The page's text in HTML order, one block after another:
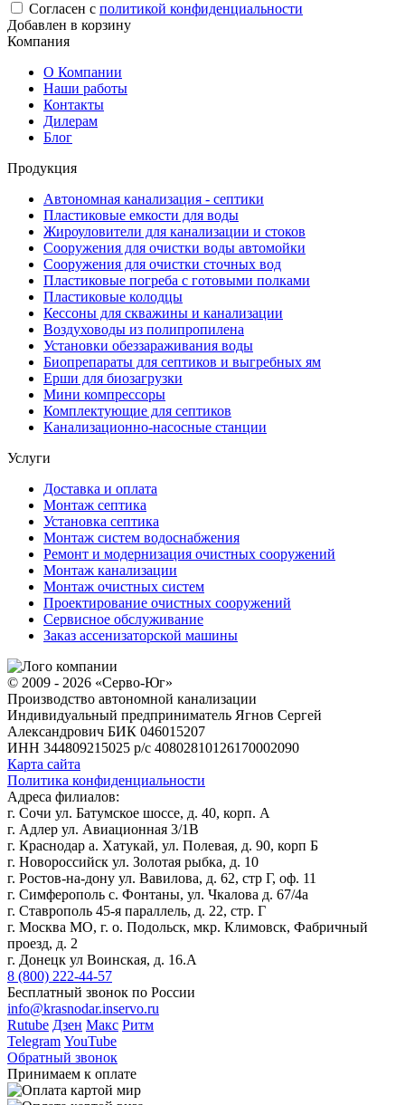
Согласен с политикой конфиденциальности
Добавлен в корзину
Компания
О Компании
Наши работы
Контакты
Дилерам
Блог
Продукция
Автономная канализация - септики
Пластиковые емкости для воды
Жироуловители для канализации и стоков
Сооружения для очистки воды автомойки
Сооружения для очистки сточных вод
Пластиковые погреба с готовыми полками
Пластиковые колодцы
Кессоны для скважины и канализации
Воздуховоды из полипропилена
Установки обеззараживания воды
Биопрепараты для септиков и выгребных ям
Ерши для биозагрузки
Мини компрессоры
Комплектующие для септиков
Канализационно-насосные станции
Услуги
Доставка и оплата
Монтаж септика
Установка септика
Монтаж систем водоснабжения
Ремонт и модернизация очистных сооружений
Монтаж канализации
Монтаж очистных систем
Проектирование очистных сооружений
Сервисное обслуживание
Заказ ассенизаторской машины
© 2009 - 2026 «Серво-Юг»
Производство автономной канализации
Индивидуальный предприниматель Ягнов Сергей
Александрович БИК 046015207
ИНН 344809215025 р/с 40802810126170002090
Карта сайта
Политика конфиденциальности
Адреса филиалов:
г. Сочи ул. Батумское шоссе, д. 40, корп. А
г. Адлер ул. Авиационная 3/1В
г. Краснодар а. Хатукай, ул. Полевая, д. 90, корп Б
г. Новороссийск ул. Золотая рыбка, д. 10
г. Ростов-на-дону ул. Вавилова, д. 62, стр Г, оф. 11
г. Симферополь с. Фонтаны, ул. Чкалова д. 67/4а
г. Ставрополь 45-я параллель, д. 22, стр. Г
г. Москва МО, г. о. Подольск, мкр. Климовск, Фабричный
проезд, д. 2
г. Донецк ул Воинская, д. 16.А
8 (800) 222-44-57
Бесплатный звонок по России
info@krasnodar.inservo.ru
Rutube Дзен Макс Ритм
Telegram YouTube
Обратный звонок
Принимаем к оплате